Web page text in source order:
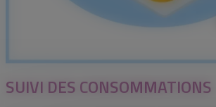
SUIVI DES CONSOMMATIONS